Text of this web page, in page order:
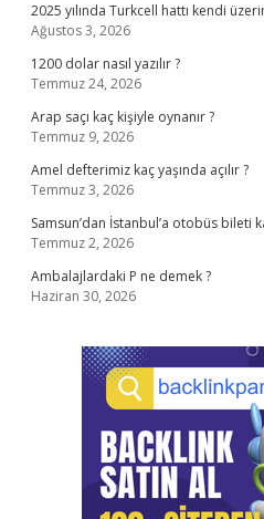
2025 yılında Turkcell hattı kendi
Ağustos 3, 2026
1200 dolar nasıl yazılır ?
Temmuz 24, 2026
Arap saçı kaç kişiyle oynanır ?
Temmuz 9, 2026
Amel defterimiz kaç yaşında açılır ?
Temmuz 3, 2026
Samsun’dan İstanbul’a otobüs bileti
Temmuz 2, 2026
Ambalajlardaki P ne demek ?
Haziran 30, 2026